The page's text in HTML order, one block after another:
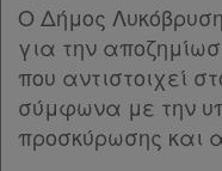
απορρήτου
και
cookies
Ο Δήμος
για την
που αντιστοιχεί
σύμφωνα με την
προσκύρωσης και